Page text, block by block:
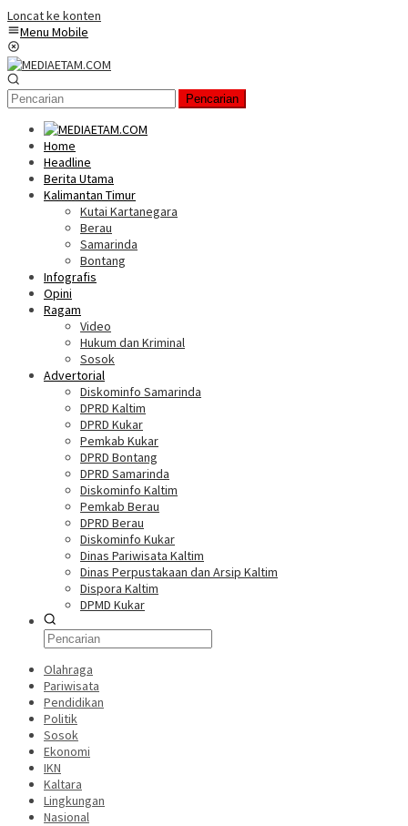
Loncat ke konten
Menu Mobile
Pencarian
Home
Headline
Berita Utama
Kalimantan Timur
Kutai Kartanegara
Berau
Samarinda
Bontang
Infografis
Opini
Ragam
Video
Hukum dan Kriminal
Sosok
Advertorial
Diskominfo Samarinda
DPRD Kaltim
DPRD Kukar
Pemkab Kukar
DPRD Bontang
DPRD Samarinda
Diskominfo Kaltim
Pemkab Berau
DPRD Berau
Diskominfo Kukar
Dinas Pariwisata Kaltim
Dinas Perpustakaan dan Arsip Kaltim
Dispora Kaltim
DPMD Kukar
Olahraga
Pariwisata
Pendidikan
Politik
Sosok
Ekonomi
IKN
Kaltara
Lingkungan
Nasional